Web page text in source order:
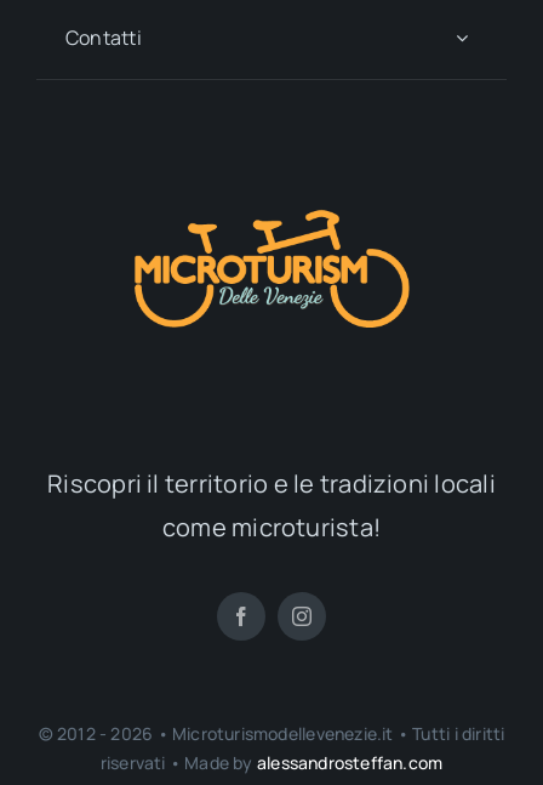
Contatti
Riscopri il territorio e le tradizioni locali
come microturista!
© 2012 - 2026 • Microturismodellevenezie.it • Tutti i diritti
riservati • Made by alessandrosteffan.com